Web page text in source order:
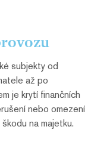
subjekty od
až po
je krytí finančních
nebo omezení
na majetku.